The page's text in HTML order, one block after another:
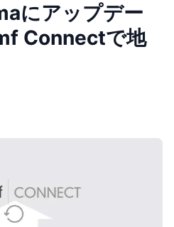
にアップデー
Connectで地